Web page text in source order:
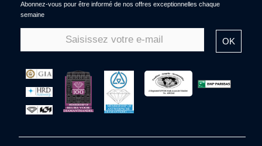
Abonnez-vous pour être informé de nos offres exceptionnelles chaque
semaine
OK